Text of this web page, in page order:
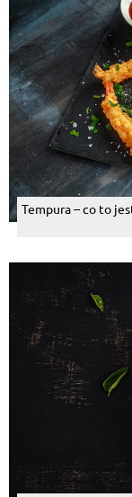
Tempura – co to